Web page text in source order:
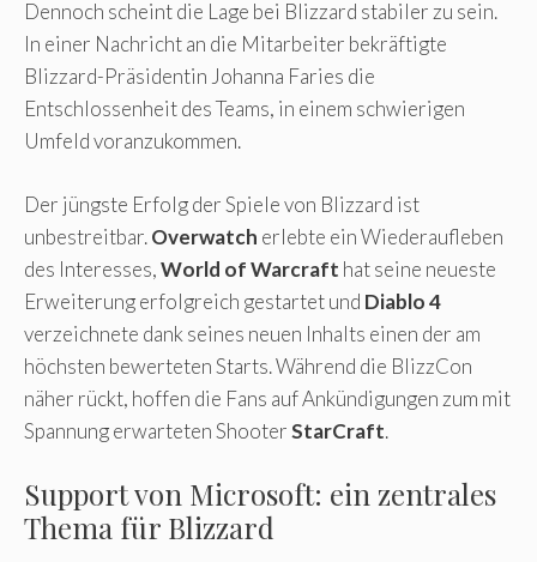
Dennoch scheint die Lage bei Blizzard stabiler zu sein.
In einer Nachricht an die Mitarbeiter bekräftigte
Blizzard-Präsidentin Johanna Faries die
Entschlossenheit des Teams, in einem schwierigen
Umfeld voranzukommen.
Der jüngste Erfolg der Spiele von Blizzard ist
unbestreitbar.Overwatch erlebte ein Wiederaufleben
des Interesses,World of Warcraft hat seine neueste
Erweiterung erfolgreich gestartet und Diablo 4
verzeichnete dank seines neuen Inhalts einen der am
höchsten bewerteten Starts. Während die BlizzCon
näher rückt, hoffen die Fans auf Ankündigungen zum mit
Spannung erwarteten ShooterStarCraft.
Support von Microsoft: ein zentrales
Thema für Blizzard